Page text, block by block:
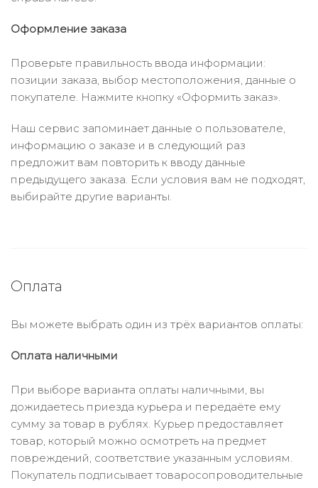
Оформление заказа
Проверьте правильность ввода информации:
позиции заказа, выбор местоположения, данные о
покупателе. Нажмите кнопку «Оформить заказ».
Наш сервис запоминает данные о пользователе,
информацию о заказе и в следующий раз
предложит вам повторить к вводу данные
предыдущего заказа. Если условия вам не подходят,
выбирайте другие варианты.
Оплата
Вы можете выбрать один из трёх вариантов оплаты:
Оплата наличными
При выборе варианта оплаты наличными, вы
дожидаетесь приезда курьера и передаёте ему
сумму за товар в рублях. Курьер предоставляет
товар, который можно осмотреть на предмет
повреждений, соответствие указанным условиям.
Покупатель подписывает товаросопроводительные